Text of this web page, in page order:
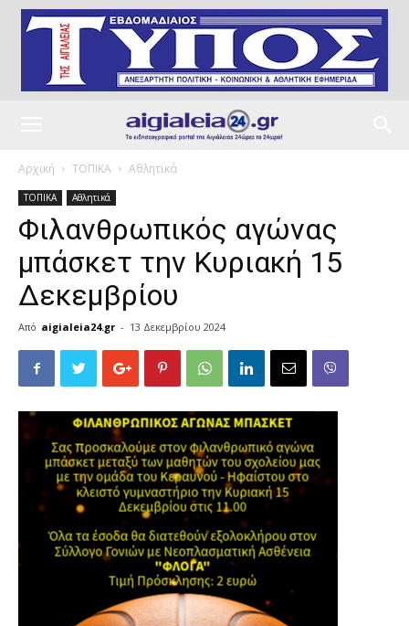
Αρχική ΤΟΠΙΚΑ Αθλητικά
ΤΟΠΙΚΑ Αθλητικά
Φιλανθρωπικός αγώνας
μπάσκετ την Κυριακή 15
Δεκεμβρίου
Από aigialeia24.gr - 13 Δεκεμβρίου 2024